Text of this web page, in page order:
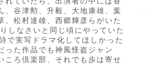
、谷津勲、升毅、大地康雄、葉
、松村達雄、西郷輝彦らがいた
しなさいと同じ頃にやっていた
で実写ドラマ化してほしかった
った作品でも神風怪盗ジャン
ころ倶楽部、それでも歩は寄せ